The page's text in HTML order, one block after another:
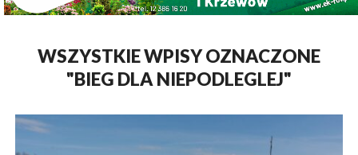
WSZYSTKIE WPISY OZNACZONE
"BIEG DLA NIEPODLEGLEJ"